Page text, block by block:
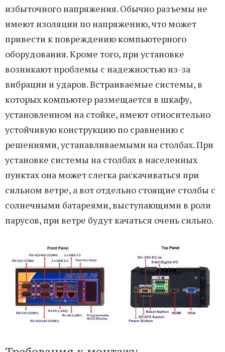
избыточного напряжения. Обычно разъемы не
имеют изоляции по напряжению, что может
привести к повреждению компьютерного
оборудования. Кроме того, при установке
возникают проблемы с надежностью из-за
вибрации и ударов. Встраиваемые системы, в
которых компьютер размещается в шкафу,
установленном на стойке, имеют относительно
устойчивую конструкцию по сравнению с
решениями, устанавливаемыми на столбах. При
установке системы на столбах в населенных
пунктах она может слегка раскачиваться при
сильном ветре, а вот отдельно стоящие столбы с
солнечными батареями, выступающими в роли
парусов, при ветре будут качаться очень сильно.